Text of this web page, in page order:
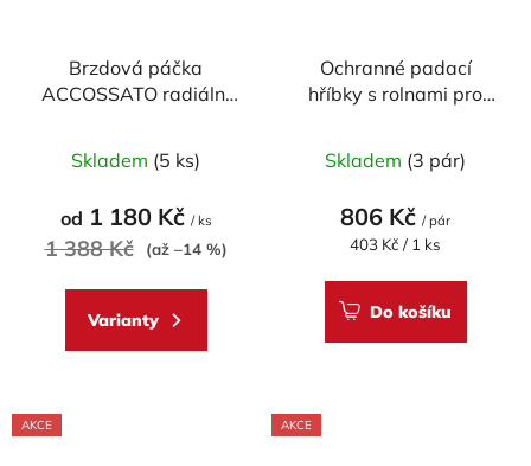
Brzdová páčka
ACCOSSATO radiální
pumpy (NE pro OEM)
Skladem (5 ks)
od 1 180 Kč / ks
1 388 Kč (až –14 %)
Varianty
Ochranné padací
hříbky s rolnami pro
M8
Skladem (3 pár)
806 Kč / pár
Měrná
403 Kč / 1 ks
Do košíku
AKCE AKCE